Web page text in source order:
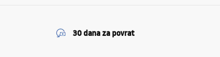
30 dana za povrat